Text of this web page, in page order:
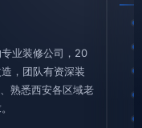
业装修公司，20
，团队有资深装
熟悉西安各区域老